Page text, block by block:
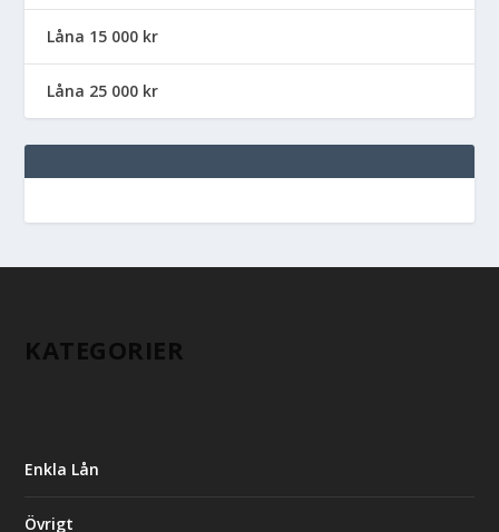
Låna 15 000 kr
Låna 25 000 kr
KATEGORIER
Enkla Lån
Övrigt